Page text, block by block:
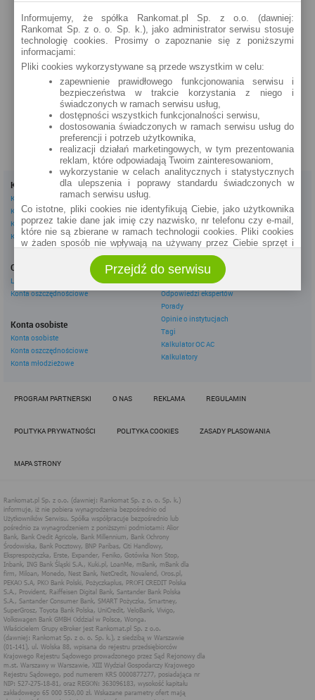
Kędzierzyn-Koźle
Wojska Polskiego 6
zobacz na mapie »
Kredyty
Kredyty gotówkowe
Kredyty hipoteczne
Kredyty konsolidacyjne
Kredyty na samochód
Oszczędzanie
Lokaty
Konta oszczędnościowe
Konta osobiste
Konta osobiste
Konta oszczędnościowe
Konta młodzieżowe
Dla firm
Konta firmowe
Leasingi
Inne
eBroker Ekstra
Odpowiedzi ekspertów
Porady
Opinie o instytucjach
Tagi
Kalkulator OC AC
Kalkulatory
PROGRAM PARTNERSKI O NAS REKLAMA REGULAMIN
POLITYKA PRYWATNOŚCI POLITYKA COOKIES ZASADY PLASOWANIA
MAPA STRONY
Informujemy, że spółka Rankomat.pl Sp. z o.o. (dawniej:
Rankomat Sp. z o. o. Sp. k.), jako administrator serwisu stosuje
technologię cookies. Prosimy o zapoznanie się z poniższymi
informacjami:
Pliki cookies wykorzystywane są przede wszystkim w celu:
zapewnienie prawidłowego funkcjonowania serwisu i
bezpieczeństwa w trakcie korzystania z niego i
świadczonych w ramach serwisu usług,
dostępności wszystkich funkcjonalności serwisu,
dostosowania świadczonych w ramach serwisu usług do
preferencji i potrzeb użytkownika,
realizacji działań marketingowych, w tym prezentowania
reklam, które odpowiadają Twoim zainteresowaniom,
wykorzystanie w celach analitycznych i statystycznych
dla ulepszenia i poprawy standardu świadczonych w
ramach serwisu usług.
Co istotne, pliki cookies nie identyfikują Ciebie, jako użytkownika
poprzez takie dane jak imię czy nazwisko, nr telefonu czy e-mail,
które nie są zbierane w ramach technologii cookies. Pliki cookies
w żaden sposób nie wpływają na używany przez Ciebie sprzęt i
Zakres wykorzystywania plików cookies możliwy jest do
określenia w ustawieniach przeglądarki każdego użytkownika. Bez
wprowadzenia zmian ustawień, informacje w plikach cookies mogą
być zapisywane w pamięci Twojego urządzenia.
Administratorem danych pozyskiwanych w technologii cookies jest
spółka Rankomat.pl Sp. z o.o. (dawniej: Rankomat Sp. z o. o. Sp.
k.) z siedzibą w Warszawie, ul. Wolska 88, 01 - 141 Warszawa.
Możesz jako użytkownik w każdym czasie skontaktować się z
administratorem pod adresem bok@ebroker.pl, jak również wyrazić
obowiązującym prawem (zgodnie z tzw. RODO) w ramach tzw.
dostosowanie usług, świadczonych w ramach serwisu do potrzeb
Polityka Cookies serwisów
internetowych spółki Rankomat.pl Sp. z
o.o. (dawniej: Rankomat Sp. z o. o. Sp.
k.)
Rankomat.pl Sp. z o.o. (dawniej: Rankomat Sp. z o. o. Sp. k.), z
siedzibą w Warszawie (01-141), ul. Wolska 88, wpisana do rejestru
przedsiębiorców Krajowego Rejestru Sądowego prowadzonego
przez Sąd Rejonowy dla m.st. Warszawy w Warszawie, XIII
Wydział Gospodarczy Krajowego Rejestru Sądowego, pod
numerem KRS 0000877277, posiadająca nr NIP: 527-275-18-81,
oraz REGON: 363096183, zwana dalej "Rankomat" wykorzystuje
na swoich stronach internetowych technologię "cookies".
Zasady wykorzystania informacji dostarczonych przez
użytkownika w ramach technologii cookies w trakcie korzystania
ze stron internetowych i Rankomat określa niniejszy dokument.
Przejdź do serwisu